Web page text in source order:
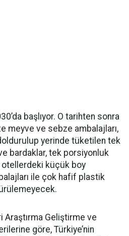
başlıyor. O tarihten sonra
meyve ve sebze ambalajları,
yerinde tüketilen tek
bardaklar, tek porsiyonluk
küçük boy
ile çok hafif plastik
Araştırma Geliştirme ve
göre, Türkiye’nin